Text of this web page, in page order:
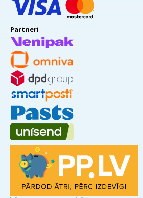
Partneri